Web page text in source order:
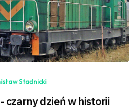
Stadnicki
czarny dzień w historii